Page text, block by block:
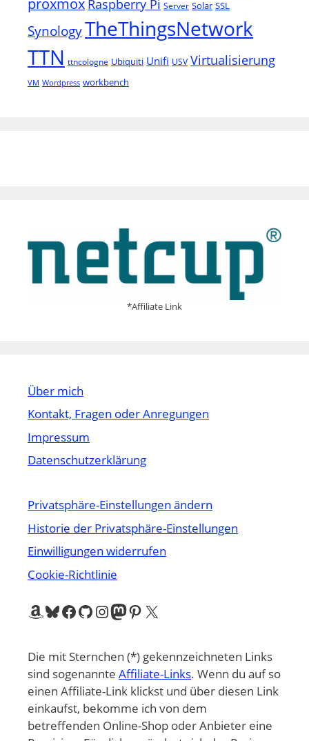
Raspberry Pi Server Solar SSL
SynologyTheThingsNetwork
TTN ttncologne Ubiquiti Unifi USV Virtualisierung
VM Wordpress workbench
*Affiliate Link
Über mich
Kontakt, Fragen oder Anregungen
Impressum
Datenschutzerklärung
Privatsphäre-Einstellungen ändern
Historie der Privatsphäre-Einstellungen
Einwilligungen widerrufen
Cookie-Richtlinie
Amazon
Bluesky
Facebook
GitHub
Instagram
Mastodon
Pinterest
X
Die mit Sternchen (*) gekennzeichneten Links
sind sogenannte Affiliate-Links. Wenn du auf so
einen Affiliate-Link klickst und über diesen Link
einkaufst, bekomme ich von dem
betreffenden Online-Shop oder Anbieter eine